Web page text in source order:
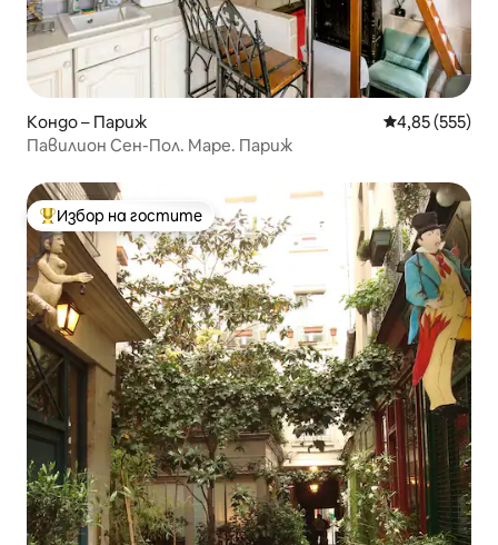
Кондо – Париж Средна
4,85 (555)
Павилион Сен-Пол. Маре. Париж
Най-популярен избор на гостите
Избор на гостите